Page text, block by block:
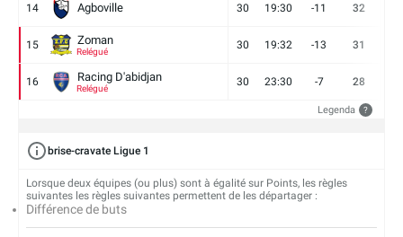
14 Agboville 30 19:30 -11 32
15 Zoman
Relégué
30 19:32 -13 31
16 Racing D'abidjan
Relégué
30 23:30 -7 28
Legenda ?
brise-cravate Ligue 1
Lorsque deux équipes (ou plus) sont à égalité sur Points, les règles
suivantes les règles suivantes permettent de les départager :
Différence de buts